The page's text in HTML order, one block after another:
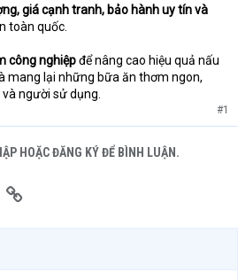
giá cạnh tranh, bảo hành uy tín và
toàn quốc.
công nghiệpđể nâng cao hiệu quả nấu
mang lại những bữa ăn thơm ngon,
người sử dụng.
#1
HOẶC ĐĂNG KÝ ĐỂ BÌNH LUẬN.